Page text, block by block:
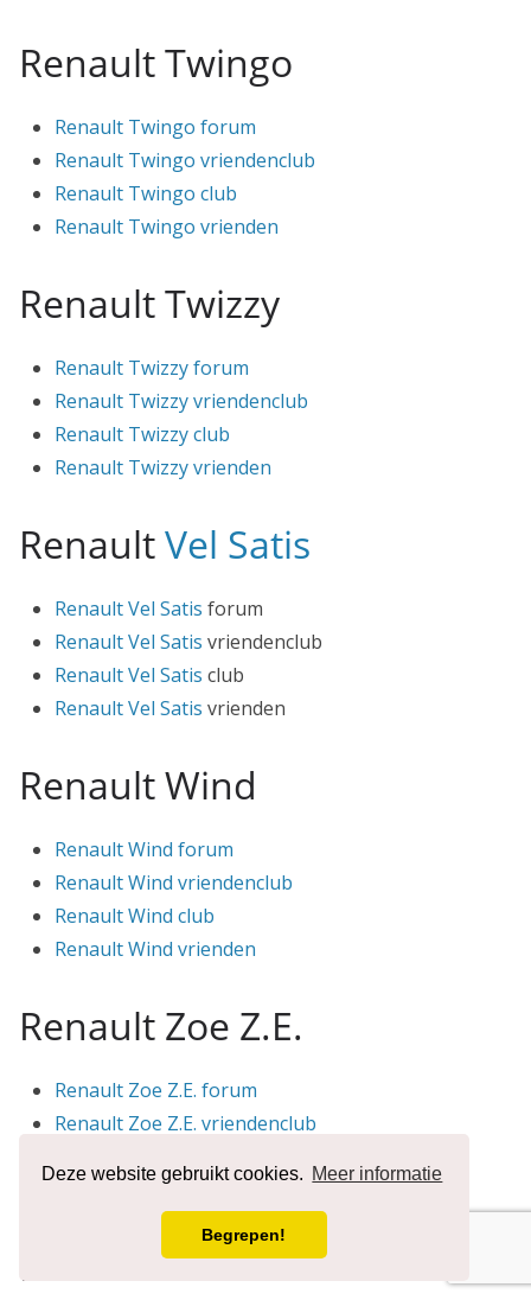
Deze website gebruikt cookies. Meer informatie
Begrepen!
Renault Twingo
Renault Twingo forum
Renault Twingo vriendenclub
Renault Twingo club
Renault Twingo vrienden
Renault Twizzy
Renault Twizzy forum
Renault Twizzy vriendenclub
Renault Twizzy club
Renault Twizzy vrienden
RenaultVel Satis
RenaultVel Satis forum
RenaultVel Satis vriendenclub
RenaultVel Satis club
RenaultVel Satis vrienden
Renault Wind
Renault Wind forum
Renault Wind vriendenclub
Renault Wind club
Renault Wind vrienden
Renault Zoe Z.E.
Renault Zoe Z.E. forum
Renault Zoe Z.E. vriendenclub
Renault Zoe Z.E. vrienden
Renault ZE Zero Emissie